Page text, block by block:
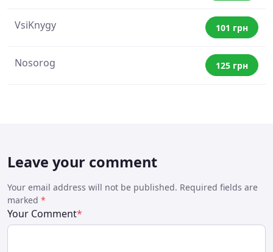
VsiKnygy 101 грн
Nosorog 125 грн
Leave your comment
Your email address will not be published. Required fields are
marked *
Your Comment*